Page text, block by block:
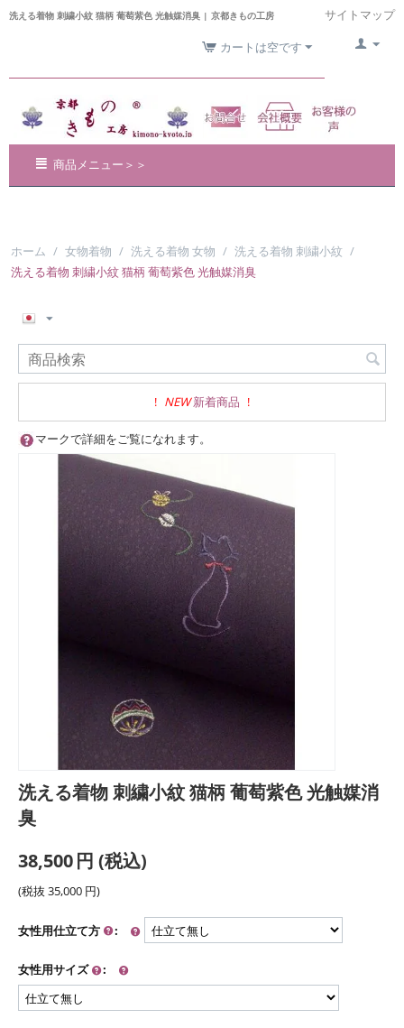
洗える着物 刺繍小紋 猫柄 葡萄紫色 光触媒消臭 | 京都きもの工房
サイトマップ
カートは空です
商品メニュー＞＞
ホーム / 女物着物 / 洗える着物 女物 / 洗える着物 刺繍小紋 /
洗える着物 刺繍小紋 猫柄 葡萄紫色 光触媒消臭
! NEW 新着商品 !
マークで詳細をご覧になれます。
洗える着物 刺繍小紋 猫柄 葡萄紫色 光触媒消
臭
38,500円 (税込)
(税抜 35,000 円)
女性用仕立て方 :
女性用サイズ :